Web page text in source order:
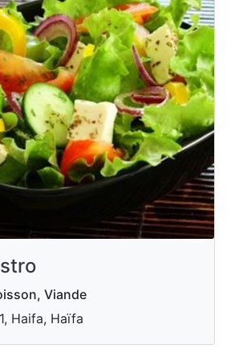
Viande
Haifa, Haïfa